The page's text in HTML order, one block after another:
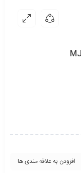
افزودن به علاقه مندی ها